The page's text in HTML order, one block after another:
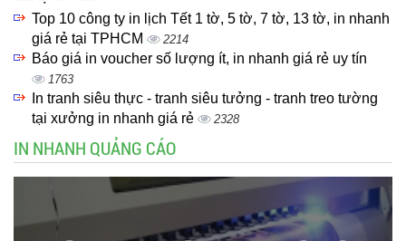
Top 10 công ty in lịch Tết 1 tờ, 5 tờ, 7 tờ, 13 tờ, in nhanh
giá rẻ tại TPHCM
2214
Báo giá in voucher số lượng ít, in nhanh giá rẻ uy tín
1763
In tranh siêu thực - tranh siêu tưởng - tranh treo tường
tại xưởng in nhanh giá rẻ
2328
IN NHANH QUẢNG CÁO